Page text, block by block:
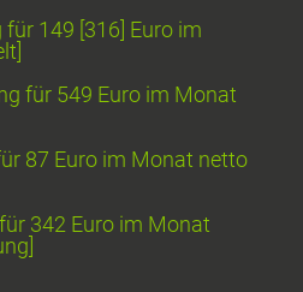
149 [316] Euro im
für 549 Euro im Monat
87 Euro im Monat netto
342 Euro im Monat